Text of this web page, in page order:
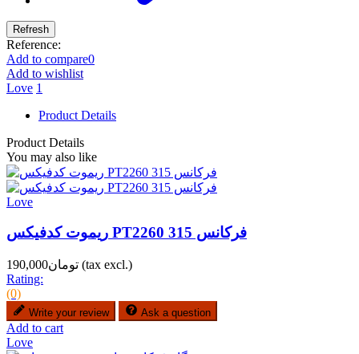
Reference:
Add to compare0
Add to wishlist
Love 1
Product Details
Product Details
You may also like
Love
ریموت کدفیکس PT2260 فرکانس 315
تومان190,000 (tax excl.)
Rating:
(0)
Write your review Ask a question
Add to cart
Love